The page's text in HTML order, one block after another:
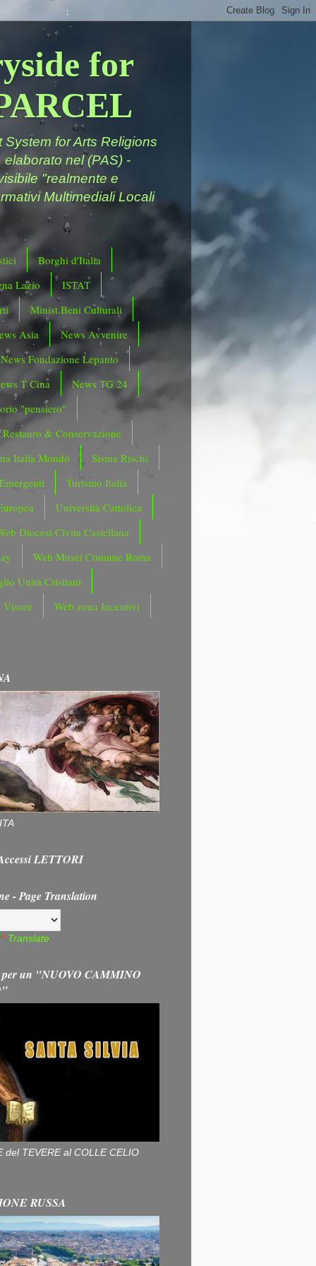
for
for Arts Religions
nel (PAS) -
"realmente e
Multimediali Locali
Borghi d'Italia
Lazio
ISTAT
Minist.Beni Culturali
Asia
News Avvenire
News Fondazione Lepanto
T Cina
News TG 24
"pensiero"
Restauro & Conservazione
Italia Mondo
Sisma Rischi
Turismo Italia
Università Cattolica
Diocesi Civita Castellana
Web Musei Comune Roma
Unità Cristiani
Visure
Web zona Incentivi
LETTORI
- Page Translation
Translate
per un "NUOVO CAMMINO
del TEVERE al COLLE CELIO
RUSSA